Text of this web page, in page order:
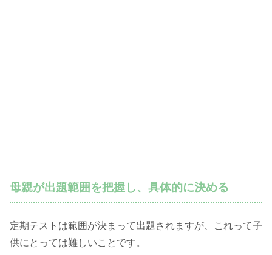
母親が出題範囲を把握し、具体的に決める
定期テストは範囲が決まって出題されますが、これって子
供にとっては難しいことです。